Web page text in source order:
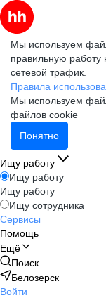
Мы используем
правильную работу
сетевой трафик.
Правила
Мы используем
файлов cookie
Понятно
Ищу работу
Ищу работу
Ищу работу
Ищу сотрудника
Сервисы
Помощь
Ещё
Поиск
Белозерск
Войти